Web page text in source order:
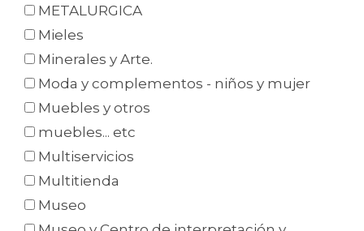
METALURGICA
Mieles
Minerales y Arte.
Moda y complementos - niños y mujer
Muebles y otros
muebles... etc
Multiservicios
Multitienda
Museo